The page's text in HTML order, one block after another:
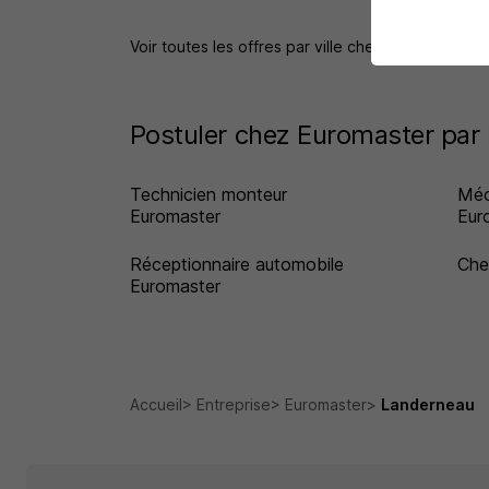
Voir toutes les offres par ville chez Euromaster
Postuler chez Euromaster par
Technicien monteur
Euromaster
Réceptionnaire automobile
Euromaster
Accueil Entreprise Euromaster Landerneau